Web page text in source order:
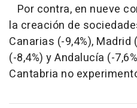
Por contra, en nueve
la creación de
Canarias (-9,4%), Madrid
(-8,4%) y Andalucía (-
Cantabria no